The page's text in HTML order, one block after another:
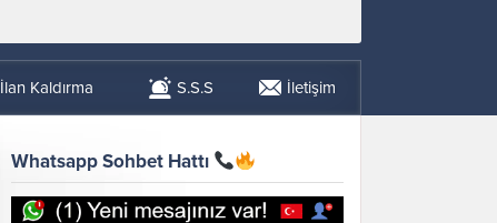
İlan Kaldırma S.S.S İletişim
Whatsapp Sohbet Hattı